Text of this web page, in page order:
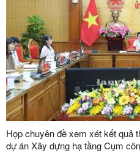
Họp chuyên đề xem xét kết quả
dự án Xây dựng hạ tầng Cụm